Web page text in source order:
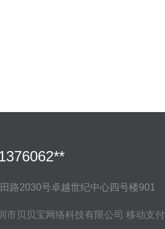
路2030号卓越世纪中心四号楼901
市贝贝宝网络科技有限公司 移动支